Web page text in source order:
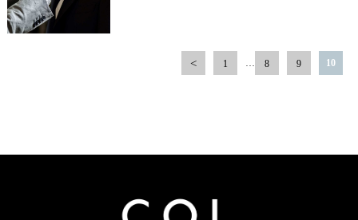
1 … 8 9 10